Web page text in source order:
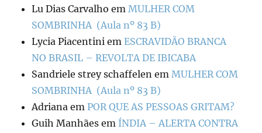
Lu Dias Carvalho emMULHER COM
SOMBRINHA (Aula nº 83 B)
Lycia Piacentini emESCRAVIDÃO BRANCA
NO BRASIL – REVOLTA DE IBICABA
Sandriele strey schaffelen emMULHER COM
SOMBRINHA (Aula nº 83 B)
Adriana emPOR QUE AS PESSOAS GRITAM?
Guih Manhães em ÍNDIA – ALERTA CONTRA